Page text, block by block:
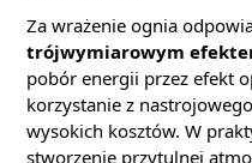
Za wrażenie ognia
trójwymiarowym
pobór energii przez efekt
korzystanie z
wysokich kosztów. W
stworzenie przytulnej